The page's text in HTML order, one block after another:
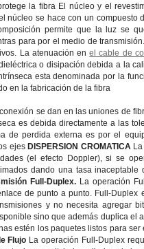
la fibra El núcleo y el
se hace con un compuesto
permite que la luz se
para por el medio de
La atenuación enel cable de
o disipación debida a la
esta denominada por la
en la fabricación de la fibra
se dan en las uniones de
es debida directamente a las
de perdida externa es por el
ejes DISPERSION CROMATICA
(el efecto Doppler), si se
dando una tasa
Full-Duplex. La operación
de punto a punto. Full-Duplex
y no necesita agregar
sino que además duplica el
estén los paquetes listos para
Flujo La operación Full-Duplex